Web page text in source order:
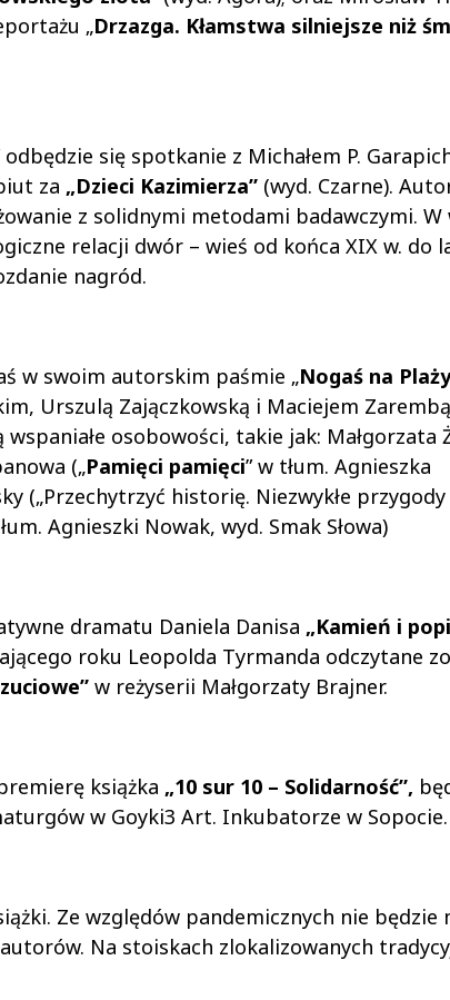
„Drzazga. Kłamstwa silniejsze niż
się spotkanie z Michałem P.
za „Dzieci Kazimierza” (wyd. Czarne).
z solidnymi metodami badawczymi. W
relacji dwór – wieś od końca XIX w. do
nagród.
w swoim autorskim paśmie „Nogaś na Plaży
Urszulą Zajączkowską i Maciejem Zarembą
wspaniałe osobowości, takie jak: Małgorzata
(„Pamięci pamięci” w tłum. Agnieszka
(„Przechytrzyć historię. Niezwykłe przygody
Agnieszki Nowak, wyd. Smak Słowa)
dramatu Daniela Danisa „Kamień i
roku Leopolda Tyrmanda odczytane
w reżyserii Małgorzaty Brajner.
książka „10 sur 10 – Solidarność”,
w Goyki3 Art. Inkubatorze w Sopocie.
Ze względów pandemicznych nie będzie
Na stoiskach zlokalizowanych